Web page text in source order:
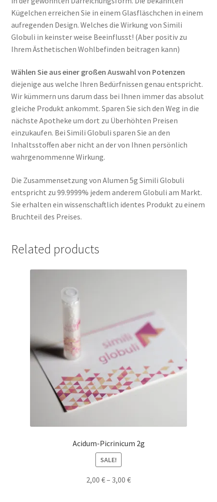
Kügelchen erreichen Sie in einem Glasfläschchen in einem
aufregenden Design. Welches die Wirkung von Simili
Globuli in keinster weise Beeinflusst! (Aber positiv zu
Ihrem Ästhetischen Wohlbefinden beitragen kann)
Wählen Sie aus einer großen Auswahl von Potenzen
diejenige aus welche Ihren Bedürfnissen genau entspricht.
Wir kümmern uns darum dass bei Ihnen immer das absolut
gleiche Produkt ankommt. Sparen Sie sich den Weg in die
nächste Apotheke um dort zu Überhöhten Preisen
einzukaufen. Bei Simili Globuli sparen Sie an den
Inhaltsstoffen aber nicht an der von Ihnen persönlich
wahrgenommenne Wirkung.
Die Zusammensetzung von Alumen 5g Simili Globuli
entspricht zu 99.9999% jedem anderem Globuli am Markt.
Sie erhalten ein wissenschaftlich identes Produkt zu einem
Bruchteil des Preises.
Related products
Acidum-Picrinicum 2g
SALE!
2,00 €– 3,00 €